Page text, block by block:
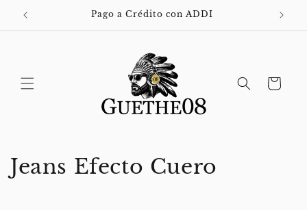
directamente
Pago a Crédito con ADDI
Carrito
C
Jeans Efecto Cuero